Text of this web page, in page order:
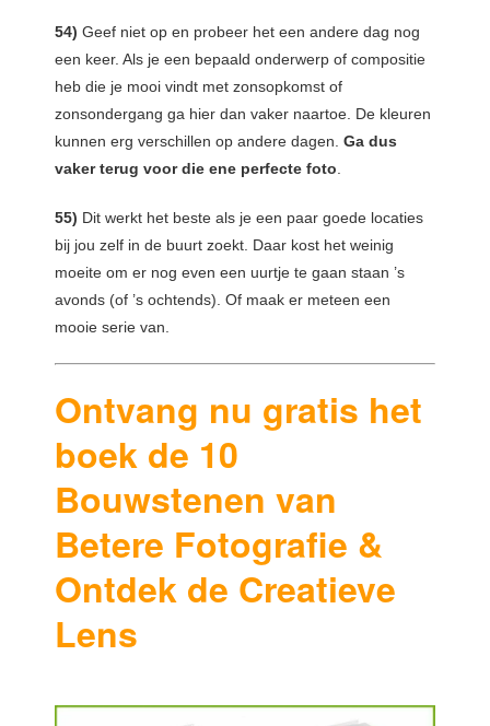
54) Geef niet op en probeer het een andere dag nog
een keer. Als je een bepaald onderwerp of compositie
heb die je mooi vindt met zonsopkomst of
zonsondergang ga hier dan vaker naartoe. De kleuren
kunnen erg verschillen op andere dagen. Ga dus
vaker terug voor die ene perfecte foto.
55) Dit werkt het beste als je een paar goede locaties
bij jou zelf in de buurt zoekt. Daar kost het weinig
moeite om er nog even een uurtje te gaan staan ’s
avonds (of ’s ochtends). Of maak er meteen een
mooie serie van.
Ontvang nu gratis het
boek de 10
Bouwstenen van
Betere Fotografie &
Ontdek de Creatieve
Lens